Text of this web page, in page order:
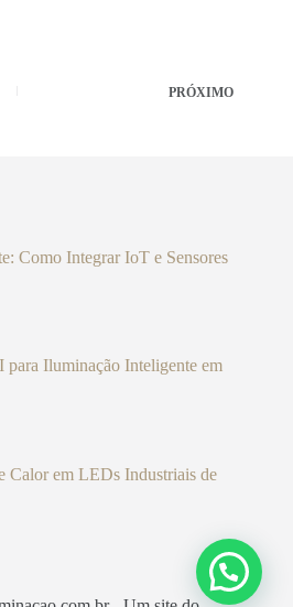
PRÓXIMO
Como Integrar IoT e Sensores
Iluminação Inteligente em
Calor em LEDs Industriais de